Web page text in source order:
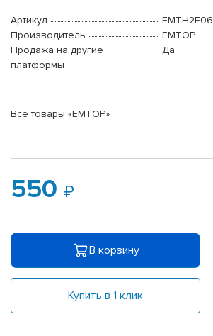
Артикул
EMTH2E06
Производитель
EMTOP
Продажа на другие
платформы
Да
Все товары «EMTOP»
550
В корзину
Купить в 1 клик